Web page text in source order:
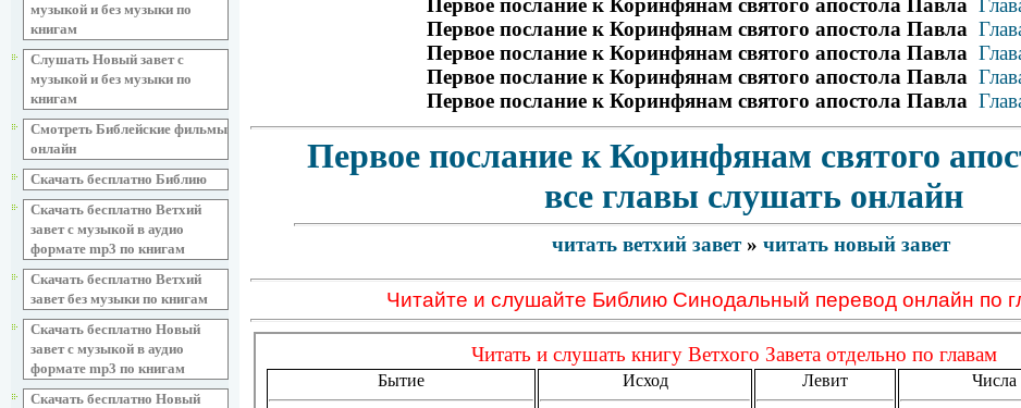
музыкой и без музыки по
книгам
Слушать Новый завет с
музыкой и без музыки по
книгам
Смотреть Библейские фильмы
онлайн
Скачать бесплатно Библию
Скачать бесплатно Ветхий
завет с музыкой в аудио
формате mp3 по книгам
Скачать бесплатно Ветхий
завет без музыки по книгам
Скачать бесплатно Новый
завет с музыкой в аудио
формате mp3 по книгам
Скачать бесплатно Новый
Первое послание к Коринфянам святого апостола Павла
Первое послание к Коринфянам святого апостола Павла
Первое послание к Коринфянам святого апостола Павла
Первое послание к Коринфянам святого апостола Павла
Первое послание к Коринфянам святого апостола Павла
Первое послание к Коринфянам святого
все главы слушать онлайн
читать ветхий завет » читать новый завет
Читайте и слушайте Библию Синодальный перевод онлайн по